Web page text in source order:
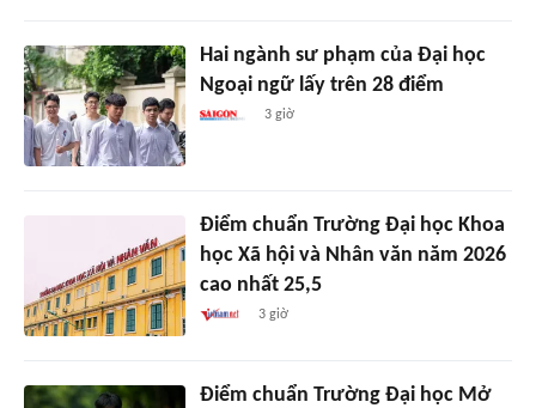
Hai ngành sư phạm của Đại học
Ngoại ngữ lấy trên 28 điểm
3 giờ
Điểm chuẩn Trường Đại học Khoa
học Xã hội và Nhân văn năm 2026
cao nhất 25,5
3 giờ
Điểm chuẩn Trường Đại học Mở